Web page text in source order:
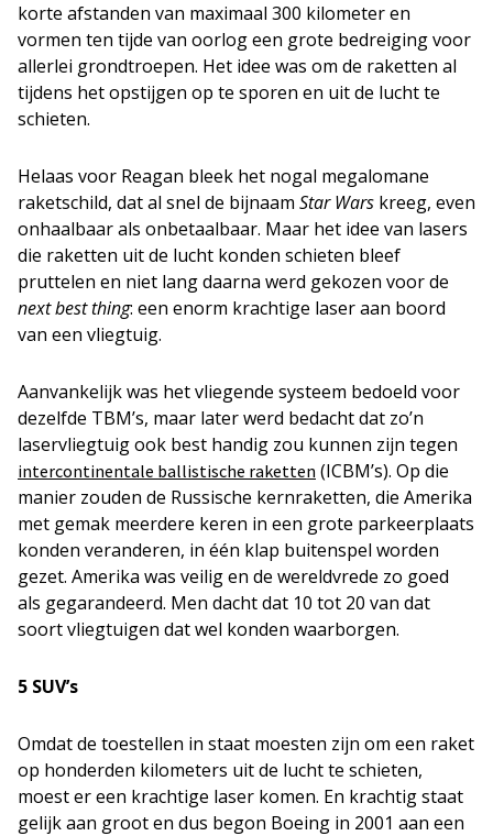
korte afstanden van maximaal 300 kilometer en
vormen ten tijde van oorlog een grote bedreiging voor
allerlei grondtroepen. Het idee was om de raketten al
tijdens het opstijgen op te sporen en uit de lucht te
schieten.
Helaas voor Reagan bleek het nogal megalomane
raketschild, dat al snel de bijnaam Star Wars kreeg, even
onhaalbaar als onbetaalbaar. Maar het idee van lasers
die raketten uit de lucht konden schieten bleef
pruttelen en niet lang daarna werd gekozen voor de
next best thing: een enorm krachtige laser aan boord
van een vliegtuig.
Aanvankelijk was het vliegende systeem bedoeld voor
dezelfde TBM’s, maar later werd bedacht dat zo’n
laservliegtuig ook best handig zou kunnen zijn tegen
intercontinentale ballistische raketten (ICBM’s). Op die
manier zouden de Russische kernraketten, die Amerika
met gemak meerdere keren in een grote parkeerplaats
konden veranderen, in één klap buitenspel worden
gezet. Amerika was veilig en de wereldvrede zo goed
als gegarandeerd. Men dacht dat 10 tot 20 van dat
soort vliegtuigen dat wel konden waarborgen.
5 SUV’s
Omdat de toestellen in staat moesten zijn om een raket
op honderden kilometers uit de lucht te schieten,
moest er een krachtige laser komen. En krachtig staat
gelijk aan groot en dus begon Boeing in 2001 aan een